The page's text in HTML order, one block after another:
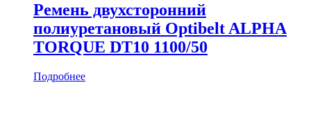
Ремень двухсторонний
полиуретановый Optibelt ALPHA
TORQUE DT10 1100/50
Подробнее